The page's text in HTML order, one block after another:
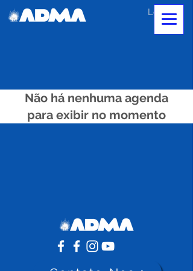
Login
Não há nenhuma agenda
para exibir no momento